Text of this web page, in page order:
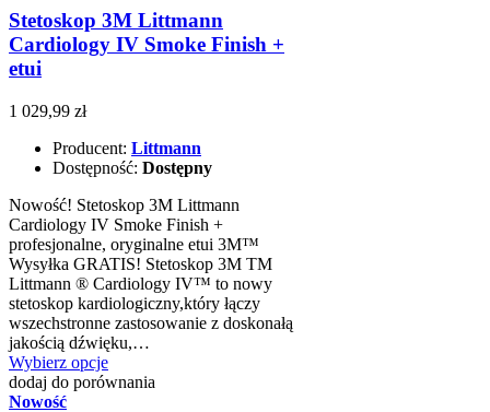
Stetoskop 3M Littmann
Cardiology IV Smoke Finish +
etui
1 029,99 zł
Producent: Littmann
Dostępność: Dostępny
Nowość! Stetoskop 3M Littmann
Cardiology IV Smoke Finish +
profesjonalne, oryginalne etui 3M™
Wysyłka GRATIS! Stetoskop 3M TM
Littmann ® Cardiology IV™ to nowy
stetoskop kardiologiczny,który łączy
wszechstronne zastosowanie z doskonałą
jakością dźwięku,…
Wybierz opcje
dodaj do porównania
Nowość